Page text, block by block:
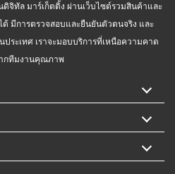
ทัล มาร์เก็ตติ้ง ผ่านเว็บไซต์รวมสินค้าและ
ด้ มีการตรวจสอบและยืนยันตัวตนจริง และ
ระเทศ เราจะมอบบริการที่เหนือความคาด
กทีมงานคุณภาพ